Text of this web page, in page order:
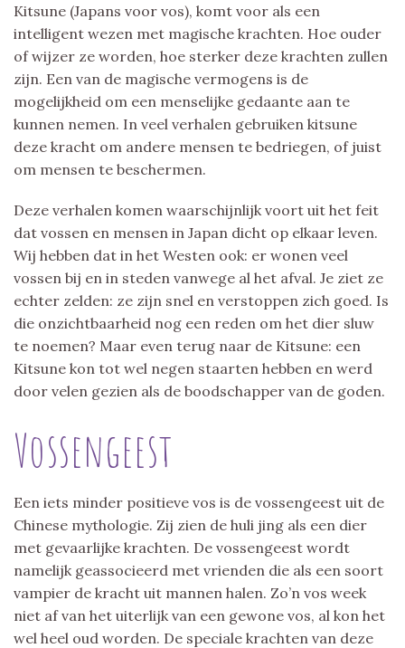
Kitsune (Japans voor vos), komt voor als een
intelligent wezen met magische krachten. Hoe ouder
of wijzer ze worden, hoe sterker deze krachten zullen
zijn. Een van de magische vermogens is de
mogelijkheid om een menselijke gedaante aan te
kunnen nemen. In veel verhalen gebruiken kitsune
deze kracht om andere mensen te bedriegen, of juist
om mensen te beschermen.
Deze verhalen komen waarschijnlijk voort uit het feit
dat vossen en mensen in Japan dicht op elkaar leven.
Wij hebben dat in het Westen ook: er wonen veel
vossen bij en in steden vanwege al het afval. Je ziet ze
echter zelden: ze zijn snel en verstoppen zich goed. Is
die onzichtbaarheid nog een reden om het dier sluw
te noemen? Maar even terug naar de Kitsune: een
Kitsune kon tot wel negen staarten hebben en werd
door velen gezien als de boodschapper van de goden.
Vossengeest
Een iets minder positieve vos is de vossengeest uit de
Chinese mythologie. Zij zien de huli jing als een dier
met gevaarlijke krachten. De vossengeest wordt
namelijk geassocieerd met vrienden die als een soort
vampier de kracht uit mannen halen. Zo’n vos week
niet af van het uiterlijk van een gewone vos, al kon het
wel heel oud worden. De speciale krachten van deze